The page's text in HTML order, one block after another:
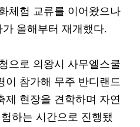
체험 교류를 이어왔으나
올해부터 재개했다.
으로 의왕시 사무엘스쿨
이 참가해 무주 반디랜드
제 현장을 견학하며 자연
하는 시간으로 진행됐